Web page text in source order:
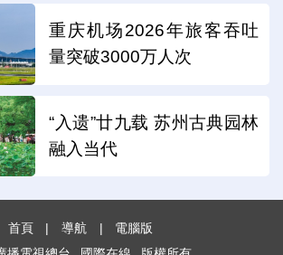
重庆机场2026年旅客吞吐
量突破3000万人次
“入遗”廿九载 苏州古典园林
融入当代
首頁 | 導航 |
電腦版